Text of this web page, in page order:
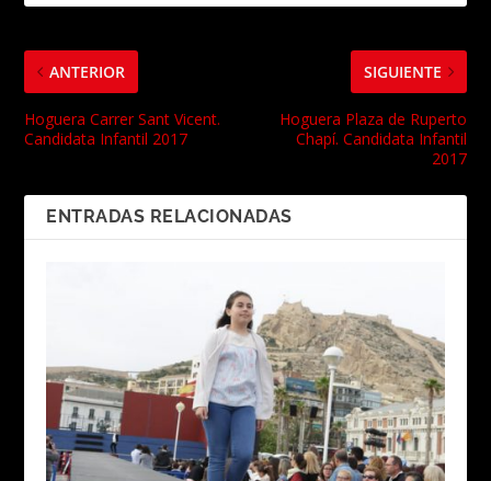
ANTERIOR
Hoguera Carrer Sant Vicent.
Candidata Infantil 2017
SIGUIENTE
Hoguera Plaza de Ruperto
Chapí. Candidata Infantil
2017
ENTRADAS RELACIONADAS